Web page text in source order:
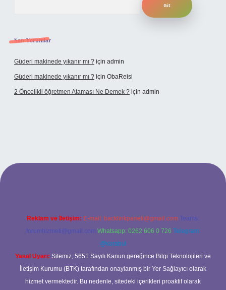
Son Yorumlar
Güderi makinede yıkanır mı ? için admin
Güderi makinede yıkanır mı ? için ObaReisi
2 Öncelikli öğretmen Ataması Ne Demek ? için admin
Reklam ve İletişim: E-mail: backlinkpaneli@gmail.com Teams:
forumhizmeti@gmail.com Whatsapp: 0262 606 0 726 Telegram:
@karabul
Yasal Uyarı: Sitemiz, 5651 Sayılı Kanun gereğince Bilgi Teknolojileri ve
İletişim Kurumu (BTK) tarafından onaylanmış bir Yer Sağlayıcı olarak
hizmet vermektedir. Bu nedenle, sitedeki içerikleri proaktif olarak